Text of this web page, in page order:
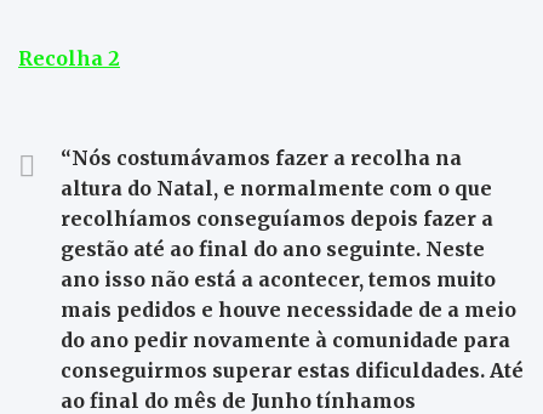
Recolha 2
“Nós costumávamos fazer a recolha na
altura do Natal, e normalmente com o que
recolhíamos conseguíamos depois fazer a
gestão até ao final do ano seguinte. Neste
ano isso não está a acontecer, temos muito
mais pedidos e houve necessidade de a meio
do ano pedir novamente à comunidade para
conseguirmos superar estas dificuldades. Até
ao final do mês de Junho tínhamos